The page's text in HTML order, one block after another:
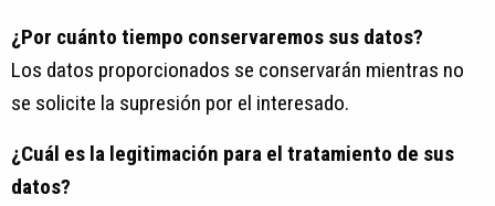
¿Por cuánto tiempo conservaremos sus datos?
Los datos proporcionados se conservarán mientras no
se solicite la supresión por el interesado.
¿Cuál es la legitimación para el tratamiento de sus
datos?